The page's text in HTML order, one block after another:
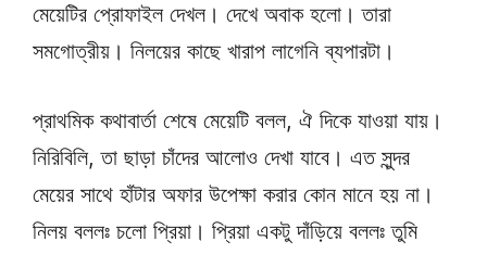
মেয়েটির প্রোফাইল দেখল। দেখে অবাক হলো। তারা
সমগোত্রীয়। নিলয়ের কাছে খারাপ লাগেনি ব্যপারটা।
প্রাথমিক কথাবার্তা শেষে মেয়েটি বলল, ঐ দিকে যাওয়া যায়।
নিরিবিলি, তা ছাড়া চাঁদের আলোও দেখা যাবে। এত সুন্দর
মেয়ের সাথে হাঁটার অফার উপেক্ষা করার কোন মানে হয় না।
নিলয় বললঃ চলো প্রিয়া। প্রিয়া একটু দাঁড়িয়ে বললঃ তুমি